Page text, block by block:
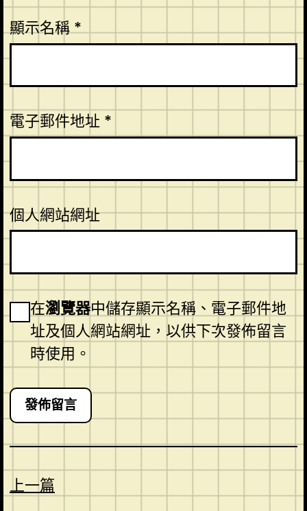
顯示名稱*
電子郵件地址 *
個人網站網址
在瀏覽器中儲存顯示名稱、電子郵件地
址及個人網站網址，以供下次發佈留言
時使用。
上一篇